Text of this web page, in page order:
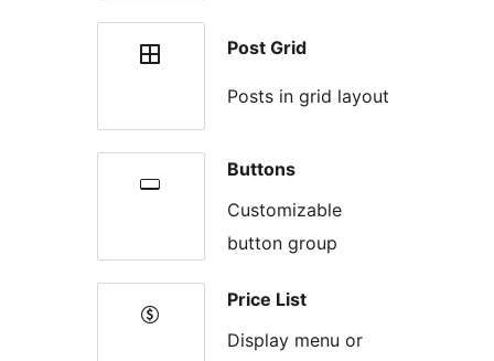
Post Grid
Posts in grid layout
Buttons
Customizable
button group
Price List
Display menu or